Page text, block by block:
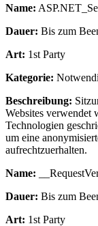
Name:
Dauer: Bis zum
Art: 1st Party
Kategorie:
Beschreibung:
Websites verwendet
Technologien
um eine
aufrechtzuerhalten.
Name:
Dauer: Bis zum
Art: 1st Party